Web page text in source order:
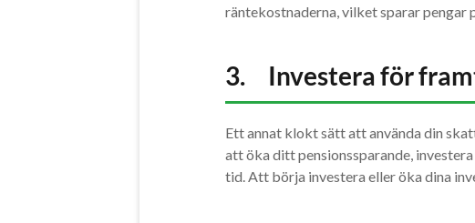
räntekostnaderna, vilket sparar pengar
3. Investera för
Ett annat klokt sätt att använda din
att öka ditt pensionssparande,
tid. Att börja investera eller öka dina